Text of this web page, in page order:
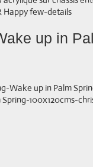
Happy few-details
up in
Wake up in Palm
100x120cms-